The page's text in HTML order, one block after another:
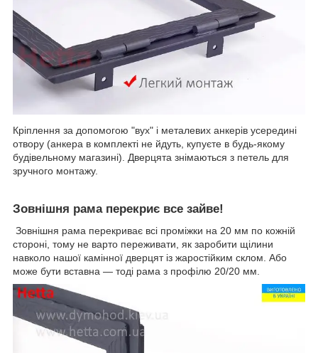
Кріплення за допомогою "вух" і металевих анкерів усередині
отвору (анкера в комплекті не йдуть, купуєте в будь-якому
будівельному магазині). Дверцята знімаються з петель для
зручного монтажу.
Зовнішня рама перекриє все зайве!
Зовнішня рама перекриває всі проміжки на 20 мм по кожній
стороні, тому не варто переживати, як заробити щілини
навколо нашої камінної дверцят із жаростійким склом. Або
може бути вставна — тоді рама з профілю 20/20 мм.